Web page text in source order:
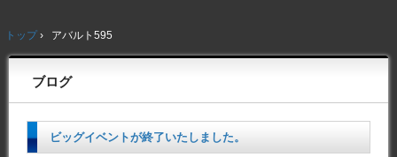
トップ › アバルト595
ブログ
ビッグイベントが終了いたしました。